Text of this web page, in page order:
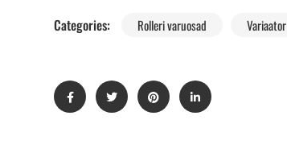
Categories: Rolleri varuosad Variaator